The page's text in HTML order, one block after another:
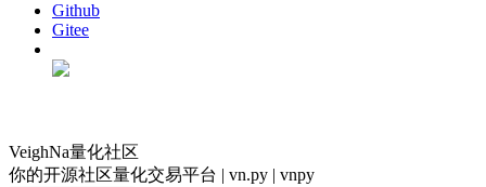
Github
Gitee
VeighNa量化社区
你的开源社区量化交易平台 | vn.py | vnpy